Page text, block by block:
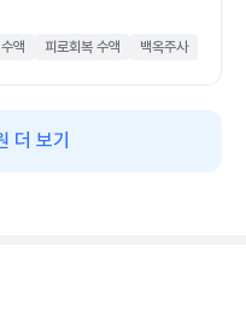
액 피로회복 수액 백옥주사
더 보기